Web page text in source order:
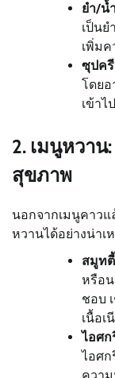
ยำ/น้
เป็น
เพิ่ม
ซุปค
โดยอ
เข้า
2. เมนูหวา
สุขภาพ
นอกจากเมนูคาว
หวานได้อย่างน่าเ
สมูท
หรือ
ชอบ
เนื้อ
ไอศ
ไอศก